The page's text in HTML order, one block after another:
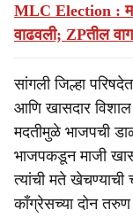
MLC Election :
वाढवली; ZPतील
सांगली जिल्हा
आणि खासदार विशाल
मदतीमुळे भाजपची
भाजपकडून माजी
त्यांची मते
काँग्रेसच्या दोन